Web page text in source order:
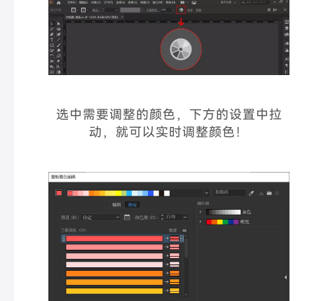
选中需要调整的颜色，下方的设置中拉
动，就可以实时调整颜色！